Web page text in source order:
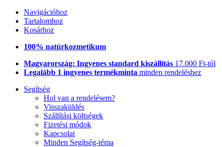
Navigációhoz
Tartalomhoz
Kosárhoz
100% natúrkozmetikum
Magyarország: Ingyenes standard kiszállítás 17.000 Ft-tól
Legalább 1 ingyenes termékminta minden rendeléshez
Segítség
Hol van a rendelésem?
Visszaküldés
Szállítási költségek
Fizetési módok
Kapcsolat
Minden Segítség-téma